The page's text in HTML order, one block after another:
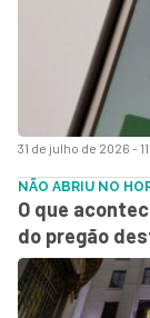
31 de julho de 2026 -
NÃO ABRIU NO
O que
do pregão